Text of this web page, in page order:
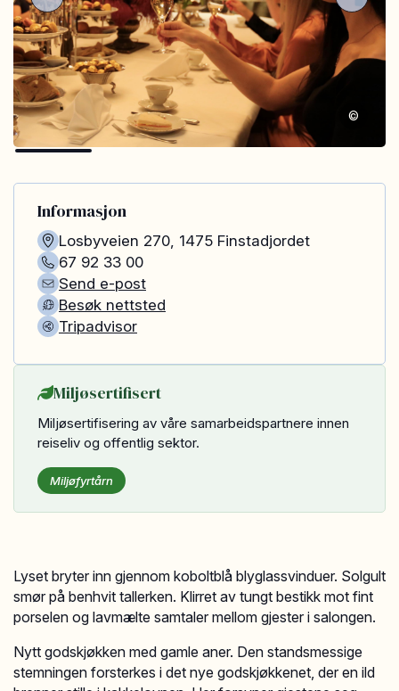
©
Lyset bryter inn gjennom koboltblå blyglassvinduer. Solgult
smør på benhvit tallerken. Klirret av tungt bestikk mot fint
porselen og lavmælte samtaler mellom gjester i salongen.
Nytt godskjøkken med gamle aner. Den standsmessige
stemningen forsterkes i det nye godskjøkkenet, der en ild
Informasjon
Losbyveien 270, 1475 Finstadjordet
67 92 33 00
Send e-post
Besøk nettsted
Tripadvisor
Miljøsertifisert
Miljøsertifisering av våre samarbeidspartnere innen
reiseliv og offentlig sektor.
Miljøfyrtårn